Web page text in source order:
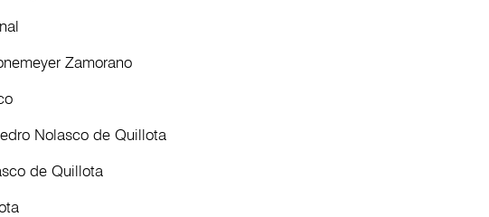
Zamorano
Nolasco de Quillota
de Quillota